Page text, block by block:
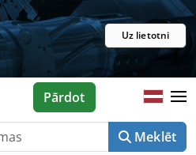
Uz lietotni
Meklēt
Pārdot